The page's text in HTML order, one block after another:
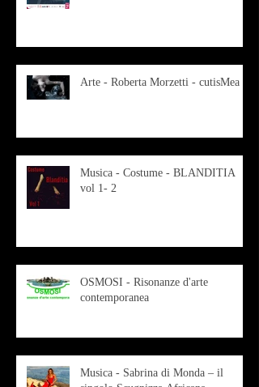
Arte - Roberta Morzetti - cutisMea
Musica - Costume - BLANDITIA
vol 1- 2
OSMOSI - Risonanze d'arte
contemporanea
Musica - Sabrina di Monda – il